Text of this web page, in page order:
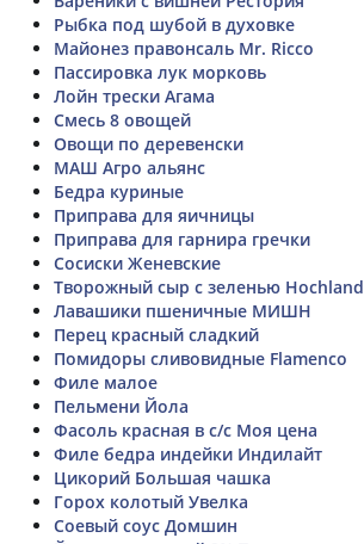
Рыбка под шубой в духовке
Майонез правонсаль Mr. Ricco
Пассировка лук морковь
Лойн трески Агама
Смесь 8 овощей
Овощи по деревенски
МАШ Агро альянс
Бедра куриные
Приправа для яичницы
Приправа для гарнира гречки
Сосиски Женевские
Творожный сыр с зеленью Hochland
Лавашики пшеничные МИШН
Перец красный сладкий
Помидоры сливовидные Flamenco
Филе малое
Пельмени Йола
Фасоль красная в с/с Моя цена
Филе бедра индейки Индилайт
Цикорий Большая чашка
Горох колотый Увелка
Соевый соус Домшин